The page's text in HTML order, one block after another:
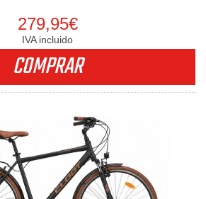
279,95€
IVA incluido
COMPRAR